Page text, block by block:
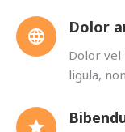
Dolor
Dolor vel
ligula,